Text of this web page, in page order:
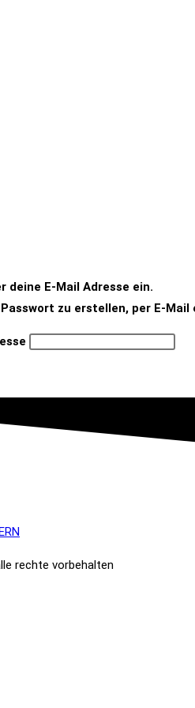
deine E-Mail Adresse ein.
zu erstellen, per E-Mail
rechte vorbehalten